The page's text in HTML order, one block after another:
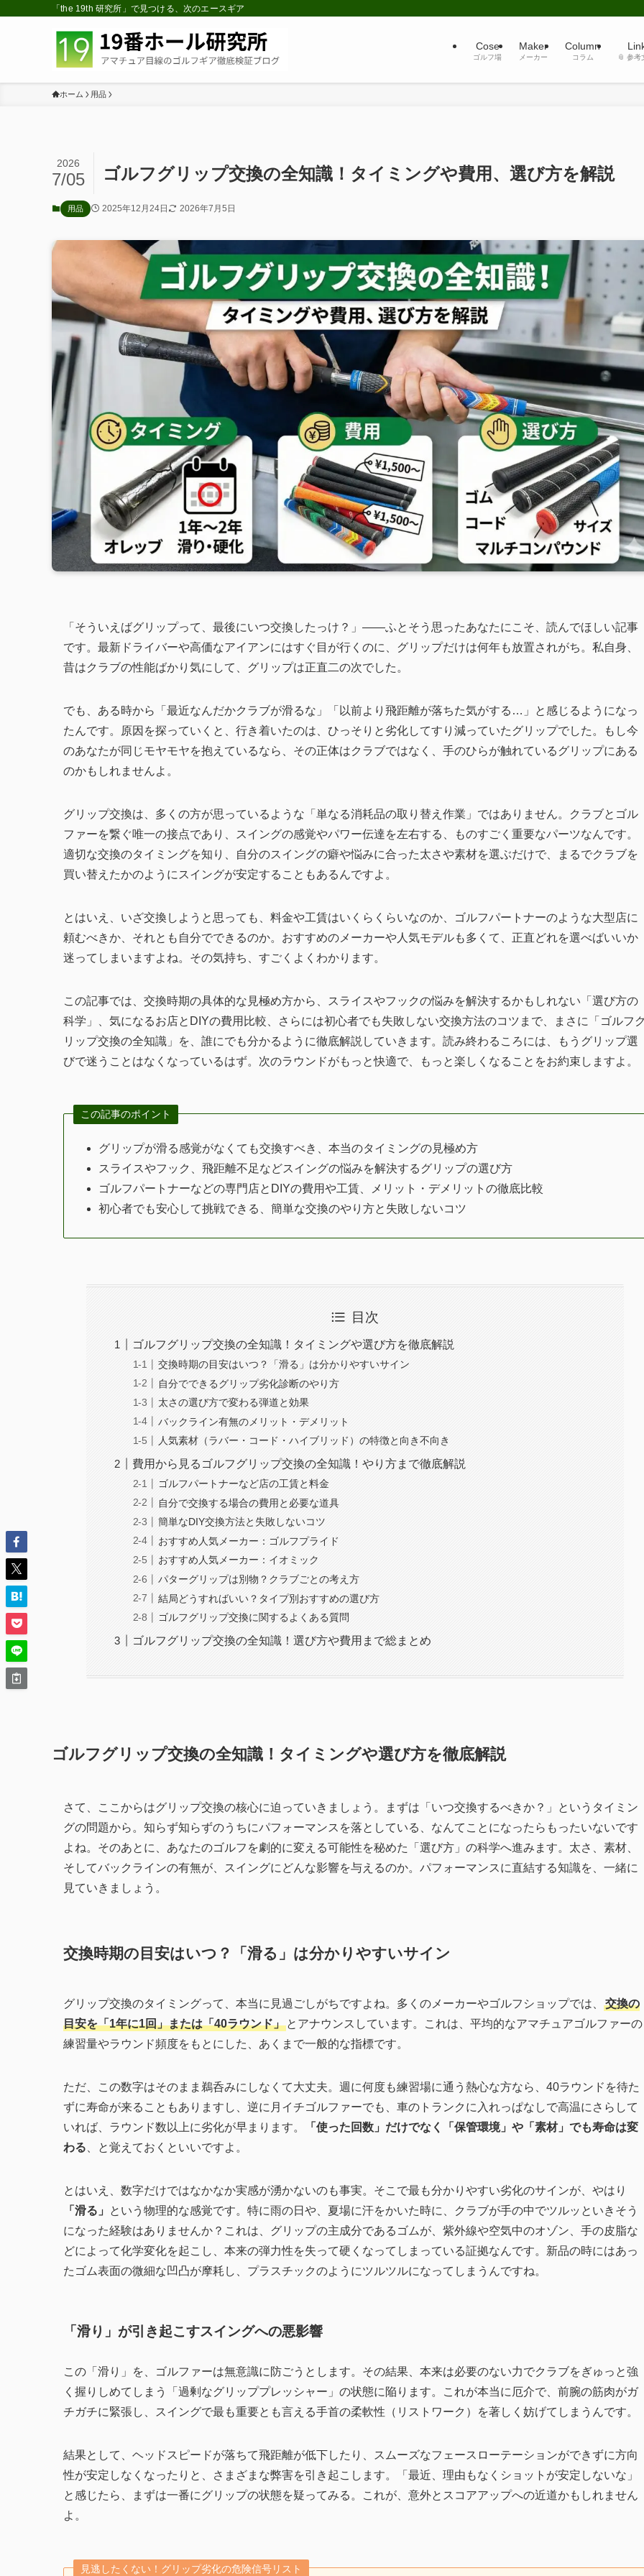
「the 19th 研究所」で見つける、次のエースギア
Cose
ゴルフ場
Maker
メーカー
Column
コラム 📎 参考
ホーム 用品
ゴルフグリップ交換の全知識！タイミングや費用、選び方を解説
2026
7/05
用品 2025年12月24日 2026年7月5日
「そういえばグリップって、最後にいつ交換したっけ？」——ふとそう思ったあなたにこそ、読んでほしい記事
です。最新ドライバーや高価なアイアンにはすぐ目が行くのに、グリップだけは何年も放置されがち。私自身、
昔はクラブの性能ばかり気にして、グリップは正直二の次でした。
でも、ある時から「最近なんだかクラブが滑るな」「以前より飛距離が落ちた気がする…」と感じるようになっ
たんです。原因を探っていくと、行き着いたのは、ひっそりと劣化してすり減っていたグリップでした。もし今
のあなたが同じモヤモヤを抱えているなら、その正体はクラブではなく、手のひらが触れているグリップにある
のかもしれませんよ。
グリップ交換は、多くの方が思っているような「単なる消耗品の取り替え作業」ではありません。クラブとゴル
ファーを繋ぐ唯一の接点であり、スイングの感覚やパワー伝達を左右する、ものすごく重要なパーツなんです。
適切な交換のタイミングを知り、自分のスイングの癖や悩みに合った太さや素材を選ぶだけで、まるでクラブを
買い替えたかのようにスイングが安定することもあるんですよ。
とはいえ、いざ交換しようと思っても、料金や工賃はいくらくらいなのか、ゴルフパートナーのような大型店に
頼むべきか、それとも自分でできるのか。おすすめのメーカーや人気モデルも多くて、正直どれを選べばいいか
迷ってしまいますよね。その気持ち、すごくよくわかります。
この記事では、交換時期の具体的な見極め方から、スライスやフックの悩みを解決するかもしれない「選び方の
科学」、気になるお店とDIYの費用比較、さらには初心者でも失敗しない交換方法のコツまで、まさに「ゴルフ
リップ交換の全知識」を、誰にでも分かるように徹底解説していきます。読み終わるころには、もうグリップ選
びで迷うことはなくなっているはず。次のラウンドがもっと快適で、もっと楽しくなることをお約束しますよ。
この記事のポイント
グリップが滑る感覚がなくても交換すべき、本当のタイミングの見極め方
スライスやフック、飛距離不足などスイングの悩みを解決するグリップの選び方
ゴルフパートナーなどの専門店とDIYの費用や工賃、メリット・デメリットの徹底比較
初心者でも安心して挑戦できる、簡単な交換のやり方と失敗しないコツ
目次
ゴルフグリップ交換の全知識！タイミングや選び方を徹底解説
交換時期の目安はいつ？「滑る」は分かりやすいサイン
自分でできるグリップ劣化診断のやり方
太さの選び方で変わる弾道と効果
バックライン有無のメリット・デメリット
人気素材（ラバー・コード・ハイブリッド）の特徴と向き不向き
費用から見るゴルフグリップ交換の全知識！やり方まで徹底解説
ゴルフパートナーなど店の工賃と料金
自分で交換する場合の費用と必要な道具
簡単なDIY交換方法と失敗しないコツ
おすすめ人気メーカー：ゴルフプライド
おすすめ人気メーカー：イオミック
パターグリップは別物？クラブごとの考え方
結局どうすればいい？タイプ別おすすめの選び方
ゴルフグリップ交換に関するよくある質問
ゴルフグリップ交換の全知識！選び方や費用まで総まとめ
ゴルフグリップ交換の全知識！タイミングや選び方を徹底解説
さて、ここからはグリップ交換の核心に迫っていきましょう。まずは「いつ交換するべきか？」というタイミン
グの問題から。知らず知らずのうちにパフォーマンスを落としている、なんてことになったらもったいないです
よね。そのあとに、あなたのゴルフを劇的に変える可能性を秘めた「選び方」の科学へ進みます。太さ、素材、
そしてバックラインの有無が、スイングにどんな影響を与えるのか。パフォーマンスに直結する知識を、一緒に
見ていきましょう。
交換時期の目安はいつ？「滑る」は分かりやすいサイン
グリップ交換のタイミングって、本当に見過ごしがちですよね。多くのメーカーやゴルフショップでは、
交換の
目安を「1年に1回」または「40ラウンド」 とアナウンスしています。これは、平均的なアマチュアゴルファーの
練習量やラウンド頻度をもとにした、あくまで一般的な指標です。
ただ、この数字はそのまま鵜呑みにしなくて大丈夫。週に何度も練習場に通う熱心な方なら、40ラウンドを待た
ずに寿命が来ることもありますし、逆に月イチゴルファーでも、車のトランクに入れっぱなしで高温にさらして
いれば、ラウンド数以上に劣化が早まります。
「使った回数」だけでなく「保管環境」や「素材」でも寿命は変
わる 、と覚えておくといいですよ。
とはいえ、数字だけではなかなか実感が湧かないのも事実。そこで最も分かりやすい劣化のサインが、やはり
「滑る」
という物理的な感覚です。特に雨の日や、夏場に汗をかいた時に、クラブが手の中でツルッといきそう
になった経験はありませんか？これは、グリップの主成分であるゴムが、紫外線や空気中のオゾン、手の皮脂な
どによって化学変化を起こし、本来の弾力性を失って硬くなってしまっている証拠なんです。新品の時にはあっ
たゴム表面の微細な凹凸が摩耗し、プラスチックのようにツルツルになってしまうんですね。
「滑り」が引き起こすスイングへの悪影響
この「滑り」を、ゴルファーは無意識に防ごうとします。その結果、本来は必要のない力でクラブをぎゅっと強
く握りしめてしまう「過剰なグリッププレッシャー」の状態に陥ります。これが本当に厄介で、前腕の筋肉がガ
チガチに緊張し、スイングで最も重要とも言える手首の柔軟性（リストワーク）を著しく妨げてしまうんです。
結果として、ヘッドスピードが落ちて飛距離が低下したり、スムーズなフェースローテーションができずに方向
性が安定しなくなったりと、さまざまな弊害を引き起こします。「最近、理由もなくショットが安定しないな」
と感じたら、まずは一番にグリップの状態を疑ってみる。これが、意外とスコアアップへの近道かもしれません
よ。
見逃したくない！グリップ劣化の危険信号リスト